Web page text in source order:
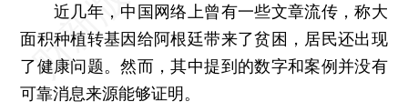
近几年，中国网络上曾有一些文章流传，称大
面积种植转基因给阿根廷带来了贫困，居民还出现
了健康问题。然而，其中提到的数字和案例并没有
可靠消息来源能够证明。